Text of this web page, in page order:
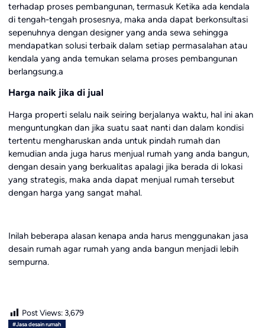
terhadap proses pembangunan, termasuk Ketika ada kendala
di tengah-tengah prosesnya, maka anda dapat berkonsultasi
sepenuhnya dengan designer yang anda sewa sehingga
mendapatkan solusi terbaik dalam setiap permasalahan atau
kendala yang anda temukan selama proses pembangunan
berlangsung.a
Harga naik jika di jual
Harga properti selalu naik seiring berjalanya waktu, hal ini akan
menguntungkan dan jika suatu saat nanti dan dalam kondisi
tertentu mengharuskan anda untuk pindah rumah dan
kemudian anda juga harus menjual rumah yang anda bangun,
dengan desain yang berkualitas apalagi jika berada di lokasi
yang strategis, maka anda dapat menjual rumah tersebut
dengan harga yang sangat mahal.
Inilah beberapa alasan kenapa anda harus menggunakan jasa
desain rumah agar rumah yang anda bangun menjadi lebih
sempurna.
Post Views: 3,679
#Jasa desain rumah